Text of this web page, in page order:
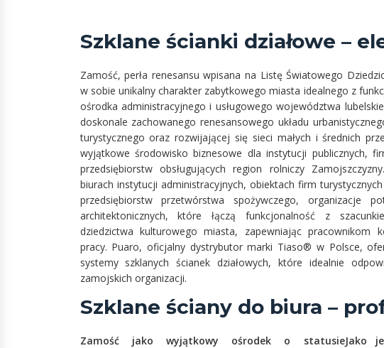
Szklane ścianki działowe –
Zamość, perła renesansu wpisana na Listę Światowego
w sobie unikalny charakter zabytkowego miasta idealnego z
ośrodka administracyjnego i usługowego województwa
doskonale zachowanego renesansowego układu
turystycznego oraz rozwijającej się sieci małych i średnich
wyjątkowe środowisko biznesowe dla instytucji publicznych,
przedsiębiorstw obsługujących region rolniczy
biurach instytucji administracyjnych, obiektach firm
przedsiębiorstw przetwórstwa spożywczego, organizacje
architektonicznych, które łączą funkcjonalność z
dziedzictwa kulturowego miasta, zapewniając pracownikom
pracy. Puaro, oficjalny dystrybutor marki Tiaso® w Polsce,
systemy szklanych ścianek działowych, które idealnie
zamojskich organizacji.
Szklane ściany do biura –
Zamość jako wyjątkowy ośrodek o statusieJako